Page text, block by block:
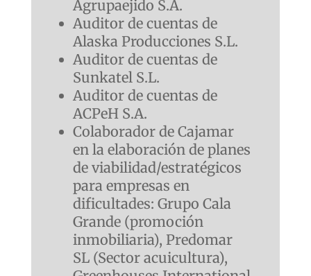
Agrupaejido S.A.
Auditor de cuentas de
Alaska Producciones S.L.
Auditor de cuentas de
Sunkatel S.L.
Auditor de cuentas de
ACPeH S.A.
Colaborador de Cajamar
en la elaboración de planes
de viabilidad/estratégicos
para empresas en
dificultades: Grupo Cala
Grande (promoción
inmobiliaria), Predomar
SL (Sector acuicultura),